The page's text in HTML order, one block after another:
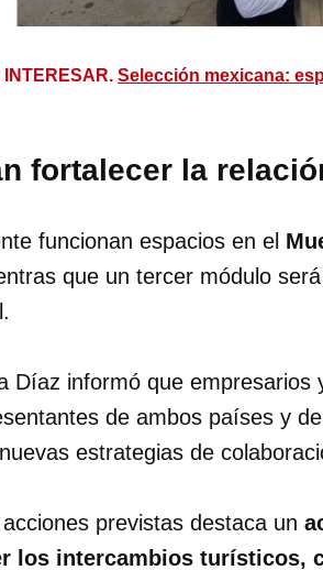
INTERESAR. Selección mexicana:
fortalecer la
funcionan espacios en el
que un tercer módulo
Díaz informó que
de ambos países y
estrategias de
previstas destaca un
los intercambios turísticos,